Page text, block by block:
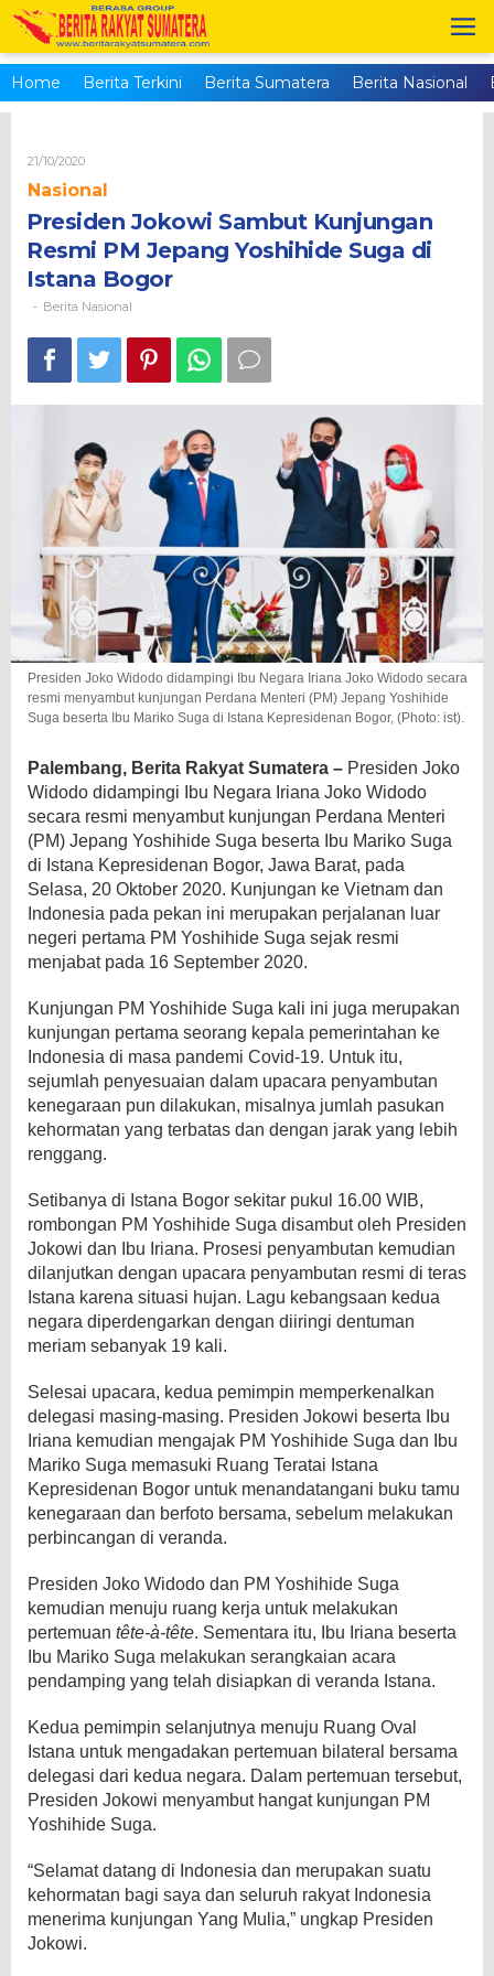
Skip
to
content
Home
Berita Terkini Berita Sumatera Berita Nasional
21/10/2020Oleh
Nasional
Presiden Jokowi Sambut Kunjungan
Resmi PM Jepang Yoshihide Suga di
Istana Bogor
- Berita Nasional
Presiden Joko Widodo didampingi Ibu Negara Iriana Joko Widodo secara
resmi menyambut kunjungan Perdana Menteri (PM) Jepang Yoshihide
Suga beserta Ibu Mariko Suga di Istana Kepresidenan Bogor, (Photo: ist).
Palembang, Berita Rakyat Sumatera – Presiden Joko
Widodo didampingi Ibu Negara Iriana Joko Widodo
secara resmi menyambut kunjungan Perdana Menteri
(PM) Jepang Yoshihide Suga beserta Ibu Mariko Suga
di Istana Kepresidenan Bogor, Jawa Barat, pada
Selasa, 20 Oktober 2020. Kunjungan ke Vietnam dan
Indonesia pada pekan ini merupakan perjalanan luar
negeri pertama PM Yoshihide Suga sejak resmi
menjabat pada 16 September 2020.
Kunjungan PM Yoshihide Suga kali ini juga merupakan
kunjungan pertama seorang kepala pemerintahan ke
Indonesia di masa pandemi Covid-19. Untuk itu,
sejumlah penyesuaian dalam upacara penyambutan
kenegaraan pun dilakukan, misalnya jumlah pasukan
kehormatan yang terbatas dan dengan jarak yang lebih
renggang.
Setibanya di Istana Bogor sekitar pukul 16.00 WIB,
rombongan PM Yoshihide Suga disambut oleh Presiden
Jokowi dan Ibu Iriana. Prosesi penyambutan kemudian
dilanjutkan dengan upacara penyambutan resmi di teras
Istana karena situasi hujan. Lagu kebangsaan kedua
negara diperdengarkan dengan diiringi dentuman
meriam sebanyak 19 kali.
Selesai upacara, kedua pemimpin memperkenalkan
delegasi masing-masing. Presiden Jokowi beserta Ibu
Iriana kemudian mengajak PM Yoshihide Suga dan Ibu
Mariko Suga memasuki Ruang Teratai Istana
Kepresidenan Bogor untuk menandatangani buku tamu
kenegaraan dan berfoto bersama, sebelum melakukan
perbincangan di veranda.
Presiden Joko Widodo dan PM Yoshihide Suga
kemudian menuju ruang kerja untuk melakukan
pertemuan tête-à-tête. Sementara itu, Ibu Iriana beserta
Ibu Mariko Suga melakukan serangkaian acara
pendamping yang telah disiapkan di veranda Istana.
Kedua pemimpin selanjutnya menuju Ruang Oval
Istana untuk mengadakan pertemuan bilateral bersama
delegasi dari kedua negara. Dalam pertemuan tersebut,
Presiden Jokowi menyambut hangat kunjungan PM
Yoshihide Suga.
“Selamat datang di Indonesia dan merupakan suatu
kehormatan bagi saya dan seluruh rakyat Indonesia
menerima kunjungan Yang Mulia,” ungkap Presiden
Jokowi.